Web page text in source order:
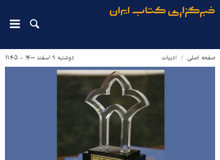
صفحه اصلی ادبیات دوشنبه ۹ اسفند ۱۴۰۰ - ۱۱:۴۵